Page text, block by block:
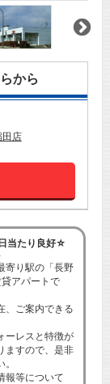
から
田店
当たり良好☆
り駅の「長野
アパートで
ご案内できる
レスと特徴が
ますので、是非
報等について